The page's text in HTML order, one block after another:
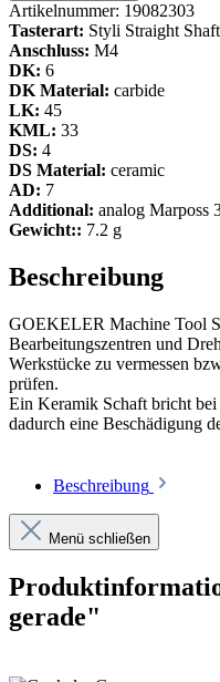
Artikelnummer: 19082303
Tasterart: Styli Straight Shaft
Anschluss: M4
DK: 6
DK Material: carbide
LK: 45
KML: 33
DS: 4
DS Material: ceramic
AD: 7
Additional: analog Marposs
Gewicht:: 7.2 g
Beschreibung
GOEKELER Machine Tool
Bearbeitungszentren und
Werkstücke zu vermessen
prüfen.
Ein Keramik Schaft bricht
dadurch eine Beschädigung
Beschreibung
Menü schließen
gerade"